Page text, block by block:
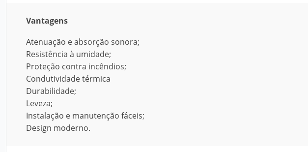
Vantagens
Atenuação e absorção sonora;
Resistência à umidade;
Proteção contra incêndios;
Condutividade térmica
Durabilidade;
Leveza;
Instalação e manutenção fáceis;
Design moderno.